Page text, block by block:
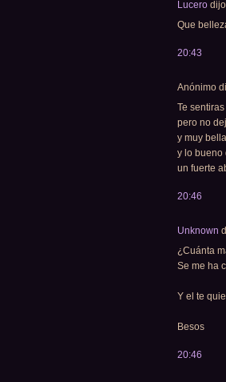
Lucero
Que
20:43
Anónimo
Te
pero no
y muy
y lo bueno
un fuerte
20:46
Unknown
¿Cuánta
Se me ha
Y el te
Besos
20:46